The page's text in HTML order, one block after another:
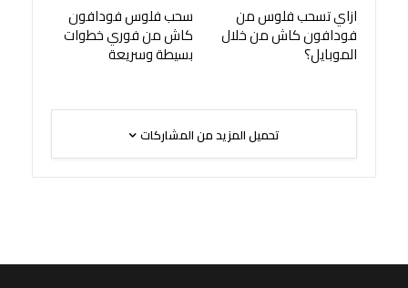
ازاي تسحب فلوس من
فودافون كاش من خلال
الموبايل؟
سحب فلوس فودافون
كاش من فوري خطوات
بسيطة وسريعة
تحميل المزيد من المشاركات